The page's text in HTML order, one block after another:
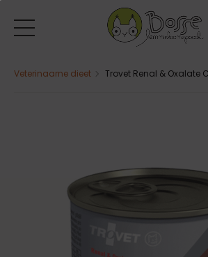
Veterinaarne dieet Trovet Renal &